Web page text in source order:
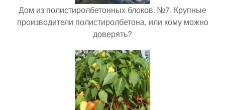
Дом из полистиролбетонных блоков. №7. Крупные
производители полистиролбетона, или кому можно
доверять?